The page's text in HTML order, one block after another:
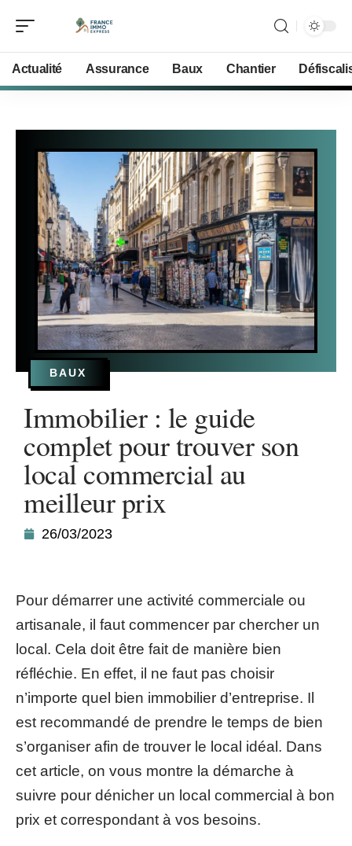
Actualité Assurance Baux Chantier
BAUX
Immobilier : le guide
complet pour trouver son
local commercial au
meilleur prix
26/03/2023
Pour démarrer une activité commerciale ou
artisanale, il faut commencer par chercher un
local. Cela doit être fait de manière bien
réfléchie. En effet, il ne faut pas choisir
n’importe quel bien immobilier d’entreprise. Il
est recommandé de prendre le temps de bien
s’organiser afin de trouver le local idéal. Dans
cet article, on vous montre la démarche à
suivre pour dénicher un local commercial à bon
prix et correspondant à vos besoins.